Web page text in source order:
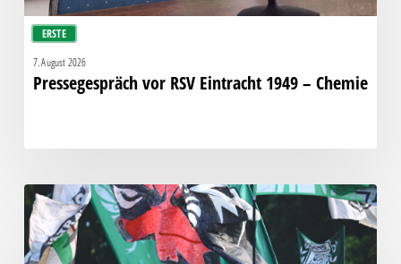
ERSTE
7. August 2026
Pressegespräch vor RSV Eintracht 1949 – Chemie
Faninfo
zum
Auswärtsspiel
beim